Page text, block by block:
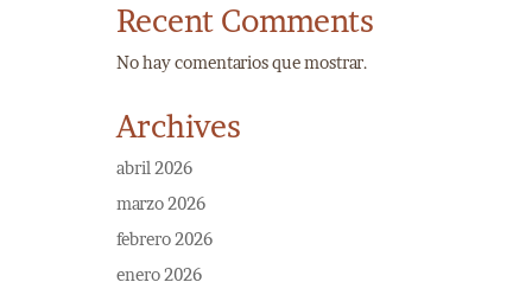
Recent Comments
No hay comentarios que mostrar.
Archives
abril 2026
marzo 2026
febrero 2026
enero 2026